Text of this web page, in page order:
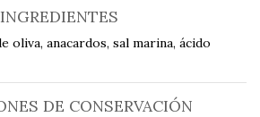
INGREDIENTES
oliva, anacardos, sal marina, ácido
DE CONSERVACIÓN